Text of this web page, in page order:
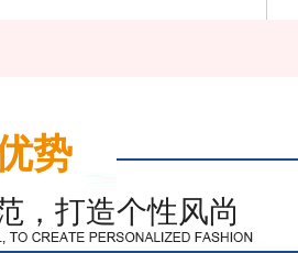
势
，打造个性风尚